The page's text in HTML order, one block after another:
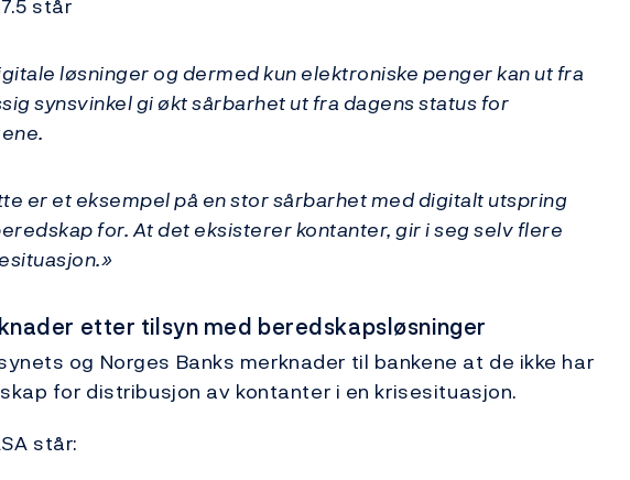
står
løsninger og dermed kun elektroniske penger kan ut fra
synsvinkel gi økt sårbarhet ut fra dagens status for
er et eksempel på en stor sårbarhet med digitalt utspring
for. At det eksisterer kontanter, gir i seg selv flere
etter tilsyn med beredskapsløsninger
og Norges Banks merknader til bankene at de ikke har
for distribusjon av kontanter i en krisesituasjon.
står: